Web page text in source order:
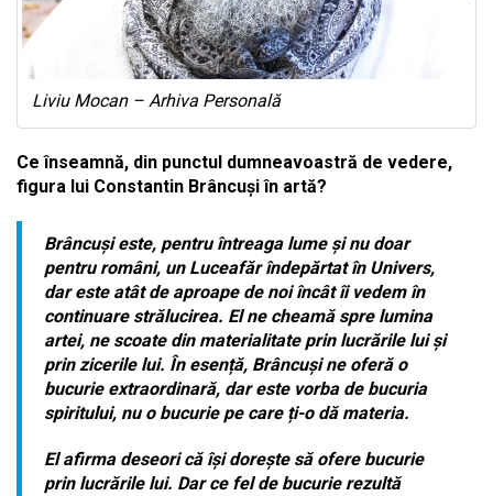
Liviu Mocan – Arhiva Personală
Ce înseamnă, din punctul dumneavoastră de vedere,
figura lui Constantin Brâncuși în artă?
Brâncuși este, pentru întreaga lume și nu doar
pentru români, un Luceafăr îndepărtat în Univers,
dar este atât de aproape de noi încât îi vedem în
continuare strălucirea. El ne cheamă spre lumina
artei, ne scoate din materialitate prin lucrările lui și
prin zicerile lui. În esență, Brâncuși ne oferă o
bucurie extraordinară, dar este vorba de bucuria
spiritului, nu o bucurie pe care ți-o dă materia.
El afirma deseori că își dorește să ofere bucurie
prin lucrările lui. Dar ce fel de bucurie rezultă